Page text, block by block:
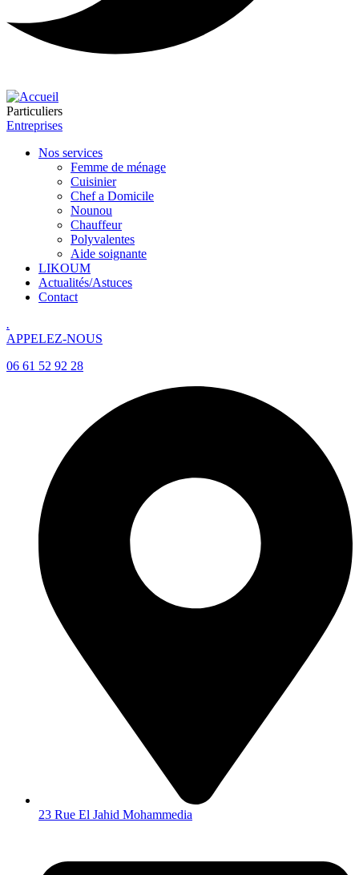
Particuliers
Entreprises
Nos services
Femme de ménage
Cuisinier
Chef a Domicile
Nounou
Chauffeur
Polyvalentes
Aide soignante
LIKOUM
Actualités/Astuces
Contact
.
APPELEZ-NOUS
06 61 52 92 28
23 Rue El Jahid Mohammedia